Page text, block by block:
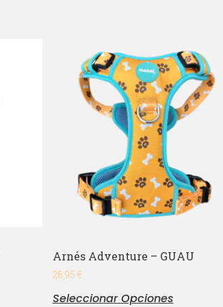
Arnés Adventure – GUAU
26,95 €
Seleccionar Opciones